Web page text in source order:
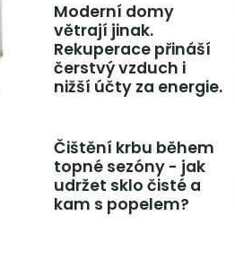
Moderní domy
větrají jinak.
Rekuperace přináší
čerstvý vzduch i
nižší účty za energie.
Čištění krbu během
topné sezóny - jak
udržet sklo čisté a
kam s popelem?